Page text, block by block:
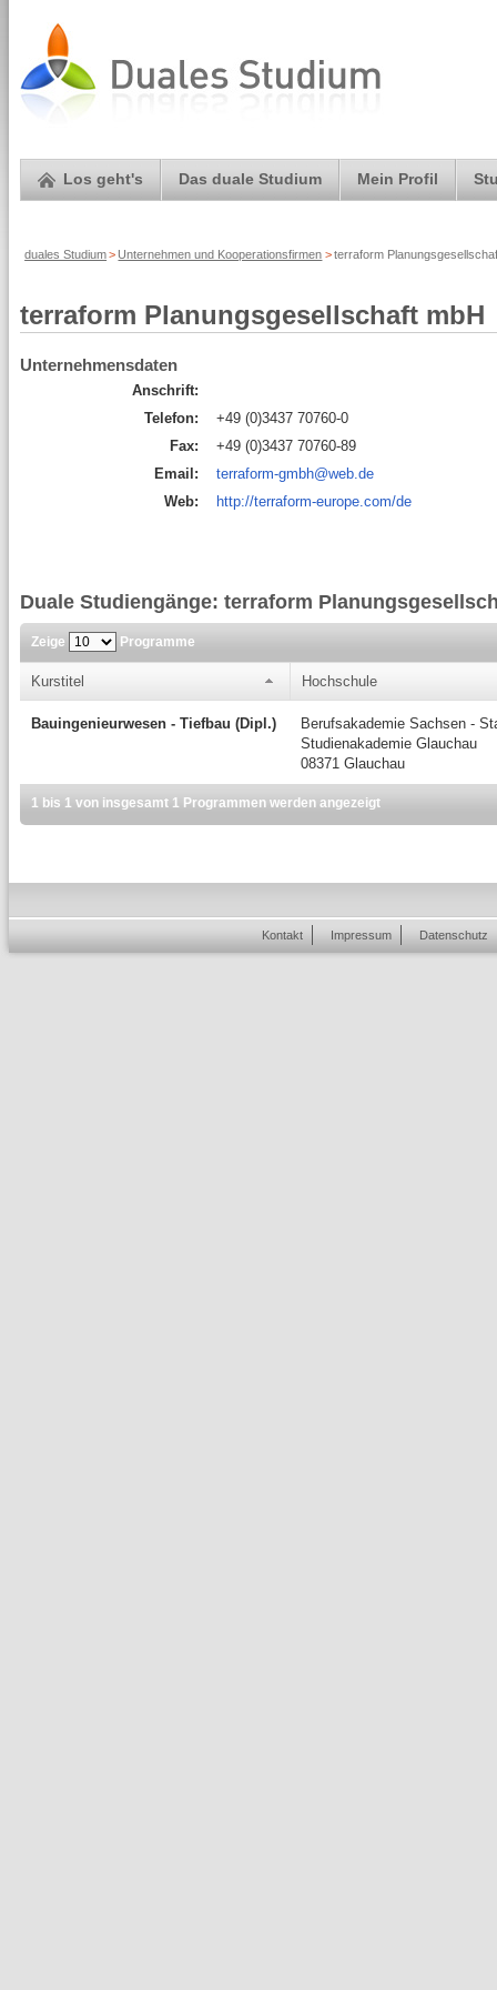
Los geht's Das duale Studium Mein Profil
duales Studium> Unternehmen und Kooperationsfirmen >terraform
terraform Planungsgesellschaft mbH
Unternehmensdaten
Anschrift:
Telefon:
+49 (0)3437 70760-0
Fax:
+49 (0)3437 70760-89
Email:
terraform-gmbh@web.de
Web:
http://terraform-europe.com/de
Duale Studiengänge: terraform
Zeige Programme
Kurstitel Hochschule
Bauingenieurwesen - Tiefbau (Dipl.)
Berufsakademie Sachsen -
Studienakademie Glauchau
08371 Glauchau
1 bis 1 von insgesamt 1 Programmen werden angezeigt
Kontakt Impressum Datenschutz